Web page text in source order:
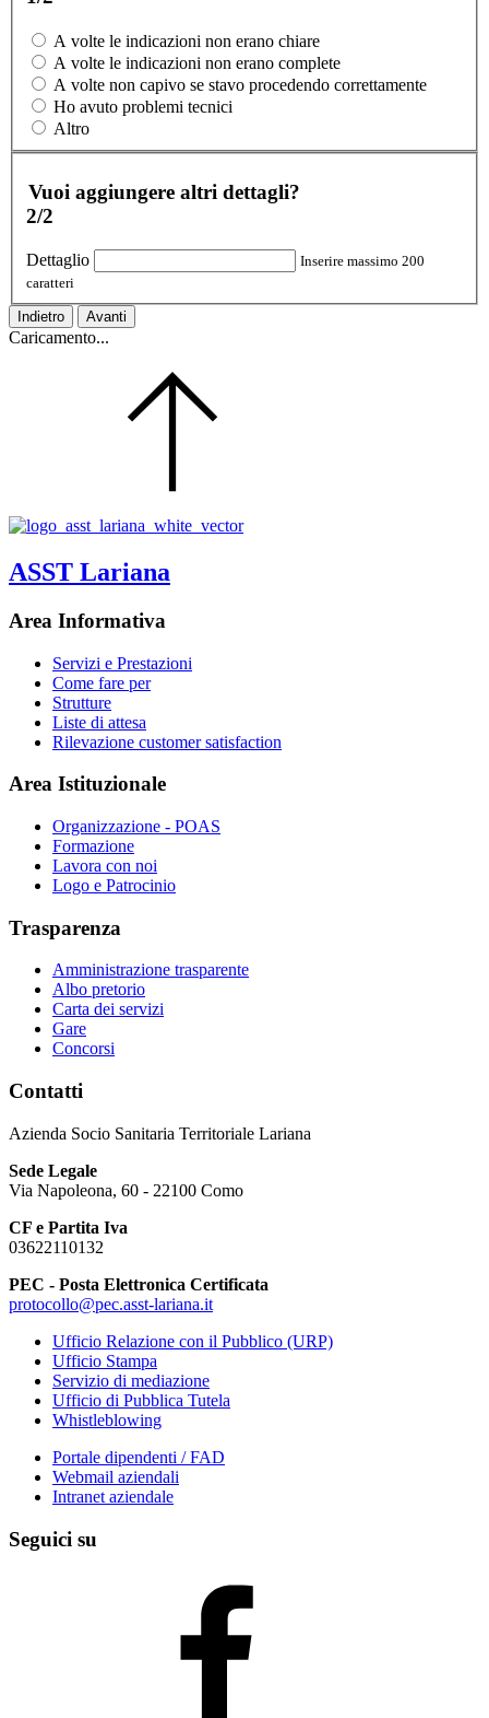
A volte le indicazioni non erano chiare
A volte le indicazioni non erano complete
A volte non capivo se stavo procedendo correttamente
Ho avuto problemi tecnici
Altro
Vuoi aggiungere altri dettagli?
2/2
Dettaglio
Inserire massimo 200
caratteri
Indietro Avanti
Caricamento...
ASST Lariana
Area Informativa
Servizi e Prestazioni
Come fare per
Strutture
Liste di attesa
Rilevazione customer satisfaction
Area Istituzionale
Organizzazione - POAS
Formazione
Lavora con noi
Logo e Patrocinio
Trasparenza
Amministrazione trasparente
Albo pretorio
Carta dei servizi
Gare
Concorsi
Contatti
Azienda Socio Sanitaria Territoriale Lariana
Sede Legale
Via Napoleona, 60 - 22100 Como
CF e Partita Iva
03622110132
PEC - Posta Elettronica Certificata
protocollo@pec.asst-lariana.it
Ufficio Relazione con il Pubblico (URP)
Ufficio Stampa
Servizio di mediazione
Ufficio di Pubblica Tutela
Whistleblowing
Portale dipendenti / FAD
Webmail aziendali
Intranet aziendale
Seguici su